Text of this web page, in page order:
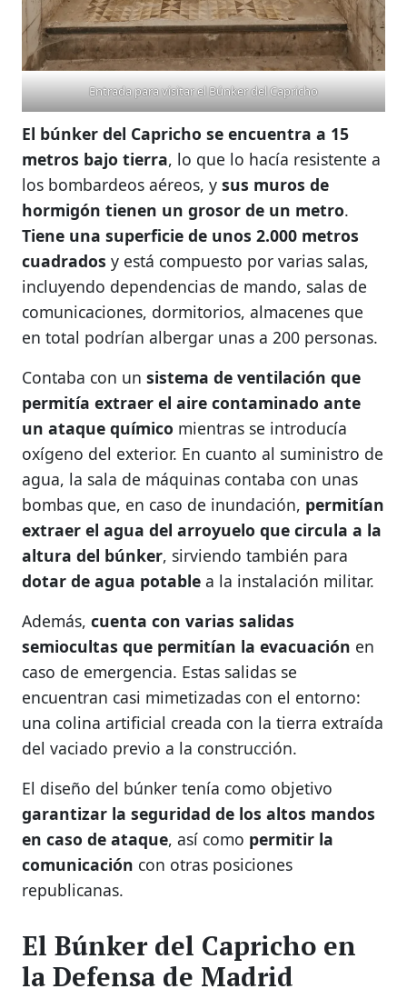
Entrada para visitar el Búnker del Capricho
El búnker del Capricho se encuentra a 15
metros bajo tierra, lo que lo hacía resistente a
los bombardeos aéreos, y sus muros de
hormigón tienen un grosor de un metro.
Tiene una superficie de unos 2.000 metros
cuadrados y está compuesto por varias salas,
incluyendo dependencias de mando, salas de
comunicaciones, dormitorios, almacenes que
en total podrían albergar unas a 200 personas.
Contaba con un sistema de ventilación que
permitía extraer el aire contaminado ante
un ataque químico mientras se introducía
oxígeno del exterior. En cuanto al suministro de
agua, la sala de máquinas contaba con unas
bombas que, en caso de inundación, permitían
extraer el agua del arroyuelo que circula a la
altura del búnker, sirviendo también para
dotar de agua potable a la instalación militar.
Además, cuenta con varias salidas
semiocultas que permitían la evacuación en
caso de emergencia. Estas salidas se
encuentran casi mimetizadas con el entorno:
una colina artificial creada con la tierra extraída
del vaciado previo a la construcción.
El diseño del búnker tenía como objetivo
garantizar la seguridad de los altos mandos
en caso de ataque, así como permitir la
comunicación con otras posiciones
republicanas.
El Búnker del Capricho en
la Defensa de Madrid